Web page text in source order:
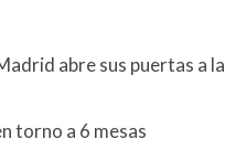
abre sus puertas a la
torno a 6 mesas